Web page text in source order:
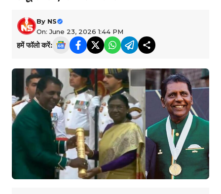
By NS
On: June 23, 2026 1:44 PM
हमें फॉलो करें: